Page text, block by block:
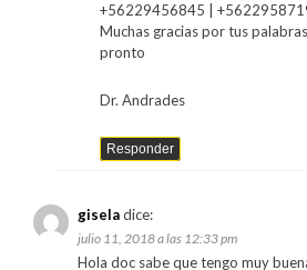
+56229456845 |
Muchas gracias por tus
pronto
Dr. Andrades
Responder
giseladice:
julio 11, 2018 a las 12:33 pm
Hola doc sabe que tengo muy